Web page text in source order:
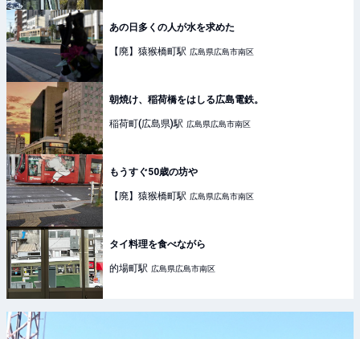
あの日多くの人が水を求めた
【廃】猿猴橋町駅 広島県広島市南区
朝焼け、稲荷橋をはしる広島電鉄。
稲荷町(広島県)駅 広島県広島市南区
もうすぐ50歳の坊や
【廃】猿猴橋町駅 広島県広島市南区
タイ料理を食べながら
的場町駅 広島県広島市南区